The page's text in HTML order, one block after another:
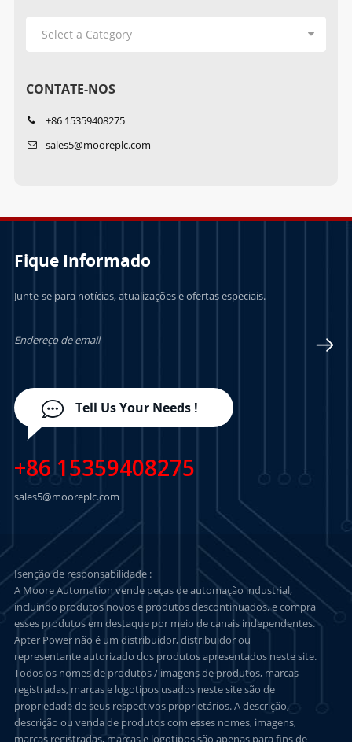
CONTATE-NOS
+86 15359408275
sales5@mooreplc.com
Fique Informado
Junte-se para notícias, atualizações e ofertas especiais.
Tell Us Your Needs !
+86 15359408275
sales5@mooreplc.com
Isenção de responsabilidade :
A Moore Automation vende peças de automação industrial,
incluindo produtos novos e produtos descontinuados, e compra
esses produtos em destaque por meio de canais independentes.
Apter Power não é um distribuidor, distribuidor ou
representante autorizado dos produtos apresentados neste site.
Todos os nomes de produtos / imagens de produtos, marcas
registradas, marcas e logotipos usados neste site são de
propriedade de seus respectivos proprietários. A descrição,
descrição ou venda de produtos com esses nomes, imagens,
marcas registradas, marcas e logotipos são apenas para fins de